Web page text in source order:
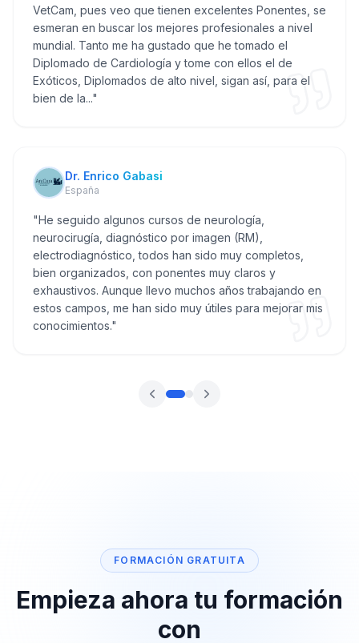
VetCam, pues veo que tienen excelentes Ponentes, se
esmeran en buscar los mejores profesionales a nivel
mundial. Tanto me ha gustado que he tomado el
Diplomado de Cardiología y tome con ellos el de
Exóticos, Diplomados de alto nivel, sigan así, para el
bien de la..."
Dr. Enrico Gabasi
España
"He seguido algunos cursos de neurología,
neurocirugía, diagnóstico por imagen (RM),
electrodiagnóstico, todos han sido muy completos,
bien organizados, con ponentes muy claros y
exhaustivos. Aunque llevo muchos años trabajando en
estos campos, me han sido muy útiles para mejorar mis
conocimientos."
FORMACIÓN GRATUITA
Empieza ahora tu formación
con